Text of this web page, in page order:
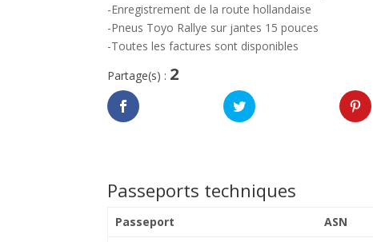
-Enregistrement de la route hollandaise
-Pneus Toyo Rallye sur jantes 15 pouces
-Toutes les factures sont disponibles
Partage(s) : 2
Passeports techniques
Passeport ASN